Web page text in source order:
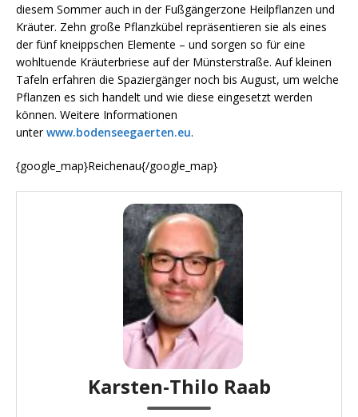
diesem Sommer auch in der Fußgängerzone Heilpflanzen und
Kräuter. Zehn große Pflanzkübel repräsentieren sie als eines
der fünf kneippschen Elemente – und sorgen so für eine
wohltuende Kräuterbriese auf der Münsterstraße. Auf kleinen
Tafeln erfahren die Spaziergänger noch bis August, um welche
Pflanzen es sich handelt und wie diese eingesetzt werden
können. Weitere Informationen
unterwww.bodenseegaerten.eu.
{google_map}Reichenau{/google_map}
Karsten-Thilo Raab